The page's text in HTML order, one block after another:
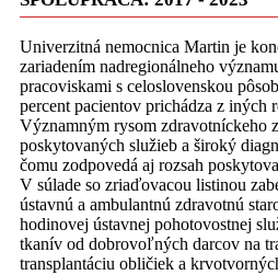
Univerzitná nemocnica Martin je
zariadením nadregionálneho
pracoviskami s celoslovenskou
percent pacientov prichádza z iných
Významným rysom zdravotníckeho
poskytovaných služieb a široký
čomu zodpovedá aj rozsah
V súlade so zriaďovacou listinou
ústavnú a ambulantnú zdravotnú
hodinovej ústavnej pohotovostnej
tkanív od dobrovoľných darcov na
transplantáciu obličiek a